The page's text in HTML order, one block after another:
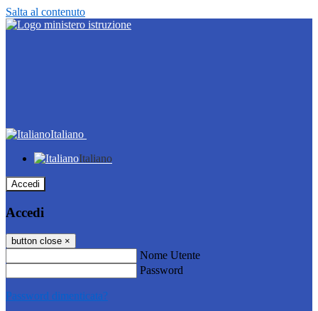
Salta al contenuto
Italiano
Italiano
Accedi
Accedi
button close ×
Nome Utente
Password
Password dimenticata?